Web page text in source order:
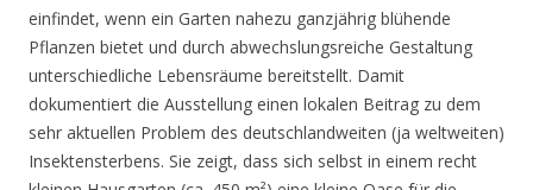
einfindet, wenn ein Garten nahezu ganzjährig blühende
Pflanzen bietet und durch abwechslungsreiche Gestaltung
unterschiedliche Lebensräume bereitstellt. Damit
dokumentiert die Ausstellung einen lokalen Beitrag zu dem
sehr aktuellen Problem des deutschlandweiten (ja weltweiten)
Insektensterbens. Sie zeigt, dass sich selbst in einem recht